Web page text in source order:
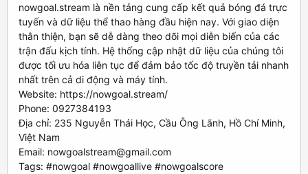
nowgoal.stream là nền tảng cung cấp kết quả bóng đá trực
tuyến và dữ liệu thể thao hàng đầu hiện nay. Với giao diện
thân thiện, bạn sẽ dễ dàng theo dõi mọi diễn biến của các
trận đấu kịch tính. Hệ thống cập nhật dữ liệu của chúng tôi
được tối ưu hóa liên tục để đảm bảo tốc độ truyền tải nhanh
nhất trên cả di động và máy tính.
Website: https://nowgoal.stream/
Phone: 0927384193
Địa chỉ: 235 Nguyễn Thái Học, Cầu Ông Lãnh, Hồ Chí Minh,
Việt Nam
Email: nowgoalstream@gmail.com
Tags: #nowgoal #nowgoallive #nowgoalscore